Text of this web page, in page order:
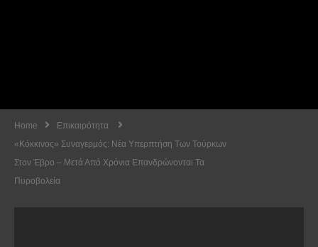
Home
Επικαιρότητα
«Κόκκινος» Συναγερμός: Νέα Υπερπτήση Των Τούρκων
Στον Έβρο – Μετά Από Χρόνια Επανδρώνονται Τα
Πυροβολεία